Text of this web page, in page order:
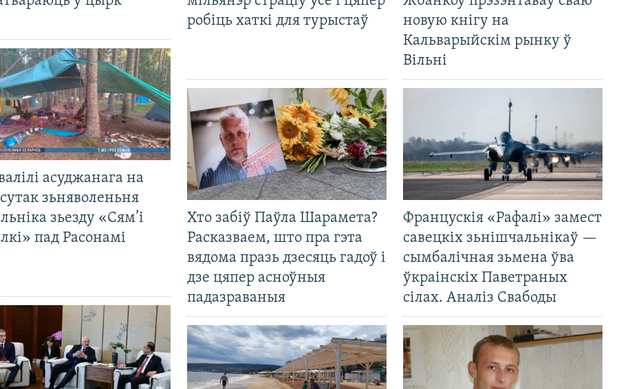
асуджанага на
зьняволеньня
зьезду «Сям’і
пад Расонамі
робіць хаткі для турыстаў
новую кнігу на
Кальварыйскім рынку ў
Вільні
Хто забіў Паўла Шарамета?
Расказваем, што пра гэта
вядома празь дзесяць гадоў і
дзе цяпер асноўныя
падазраваныя
Францускія «Рафалі» замест
савецкіх зьнішчальнікаў —
сымбалічная зьмена ўва
ўкраінскіх Паветраных
сілах. Аналіз Свабоды